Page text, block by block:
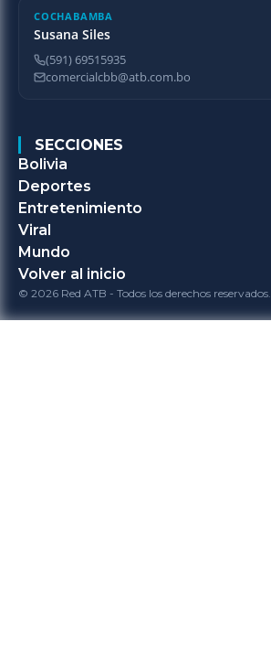
COCHABAMBA
Susana Siles
(591) 69515935
comercialcbb@atb.com.bo
SECCIONES
Bolivia
Deportes
Entretenimiento
Viral
Mundo
Volver al inicio
© 2026 Red ATB - Todos los derechos reservados.